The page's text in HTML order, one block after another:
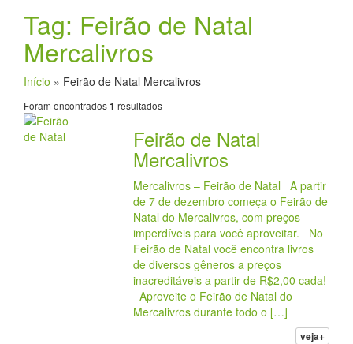
Tag: Feirão de Natal
Mercalivros
Início » Feirão de Natal Mercalivros
Foram encontrados1 resultados
Feirão de Natal
Mercalivros
Mercalivros – Feirão de Natal A partir
de 7 de dezembro começa o Feirão de
Natal do Mercalivros, com preços
imperdíveis para você aproveitar. No
Feirão de Natal você encontra livros
de diversos gêneros a preços
inacreditáveis a partir de R$2,00 cada!
Aproveite o Feirão de Natal do
Mercalivros durante todo o […]
veja+